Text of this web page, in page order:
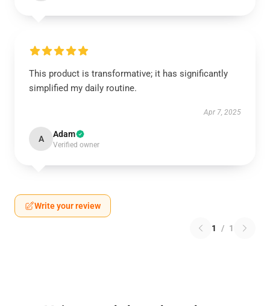
This product is transformative; it has significantly
simplified my daily routine.
Apr 7, 2025
A Adam
Verified owner
Write your review
1 / 1